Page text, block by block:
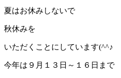
夏はお休みしないで
秋休みを
いただくことにしています(^^♪
今年は９月１３日～１６日まで